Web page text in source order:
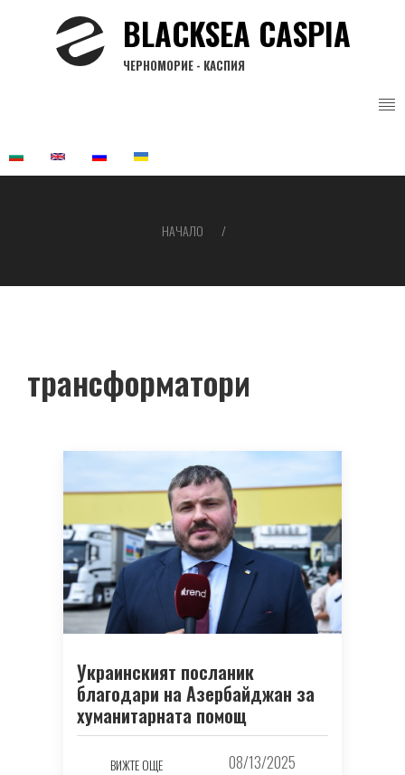
BLACKSEA CASPIA
ЧЕРНОМОРИЕ - КАСПИЯ
НАЧАЛО
трансформатори
Украинският посланик
благодари на Азербайджан за
хуманитарната помощ
ВИЖТЕ ОЩЕ 08/13/2025